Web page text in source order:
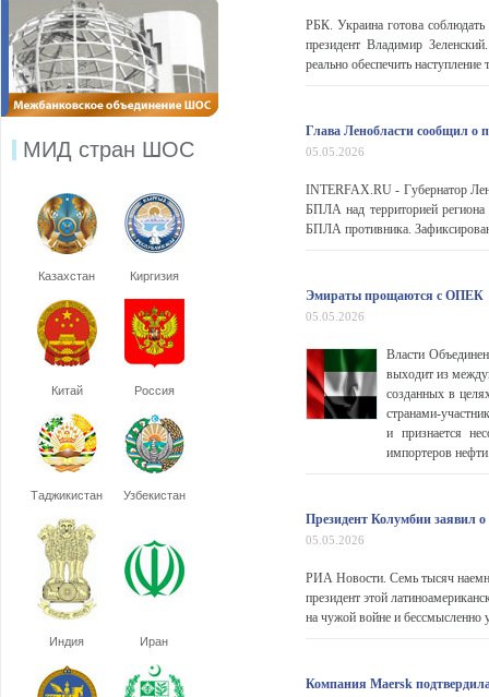
МИД стран ШОС
Казахстан Киргизия
Китай Россия
Таджикистан Узбекистан
Индия Иран
РБК. Украина готова
президент Владимир
реально обеспечить
Глава Ленобласти сообщил
05.05.2026
INTERFAX.RU - Губернатор
БПЛА над территорией
БПЛА противника.
Эмираты прощаются с ОПЕК
05.05.2026
Власти
выходит из
созданных в
странами-
и признается
импортеров
Президент Колумбии заявил
05.05.2026
РИА Новости. Семь тысяч
президент этой
на чужой войне и бессмысленно
Компания Maersk